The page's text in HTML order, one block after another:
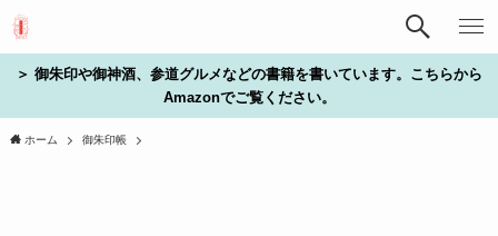
＞ 御朱印や御神酒、参道グルメなどの書籍を書いています。こちらから
Amazonでご覧ください。
ホーム 御朱印帳